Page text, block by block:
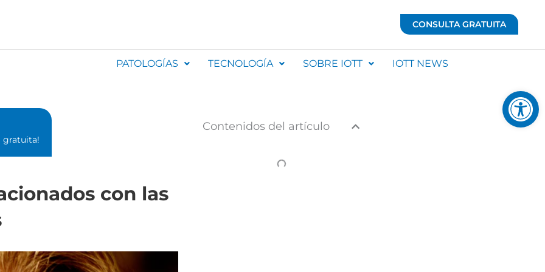
Abrir
CONSULTA GRATUITA
PATOLOGÍAS TECNOLOGÍA SOBRE IOTT IOTT NEWS
gratuita!⁣
con las
Contenidos del artículo